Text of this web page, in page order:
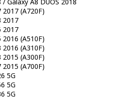
2017 (A720F)
2017
2017
2016 (A510F)
2016 (A310F)
2015 (A300F)
2015 (A700F)
5G
5G
5G